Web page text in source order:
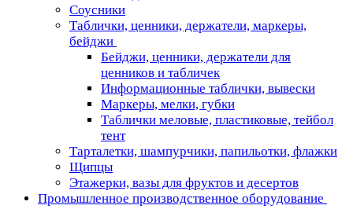
Соусники
Таблички, ценники, держатели, маркеры,
бейджи
Бейджи, ценники, держатели для
ценников и табличек
Информационные таблички, вывески
Маркеры, мелки, губки
Таблички меловые, пластиковые, тейбол
тент
Тарталетки, шампурчики, папильотки, флажки
Щипцы
Этажерки, вазы для фруктов и десертов
Промышленное производственное оборудование